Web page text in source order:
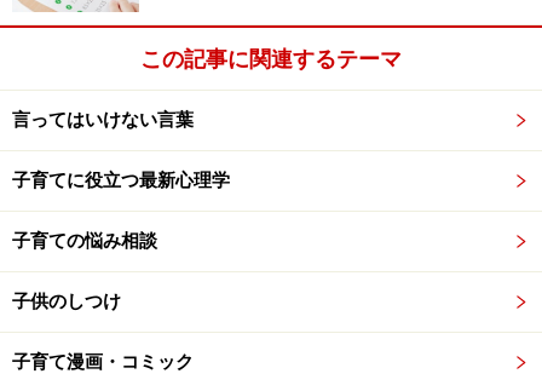
育児放棄も問題だが、行き過ぎた完璧主義
の子育てもNG！
じますが、行き過ぎると、悪影響を及ぼします
この記事に関連するテーマ
言ってはいけない言葉
子育てに役立つ最新心理学
子育ての悩み相談
子供のしつけ
子育て漫画・コミック